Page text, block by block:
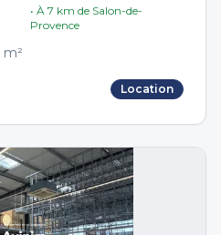
• À7 km de Salon-de-
Provence
m²
Location